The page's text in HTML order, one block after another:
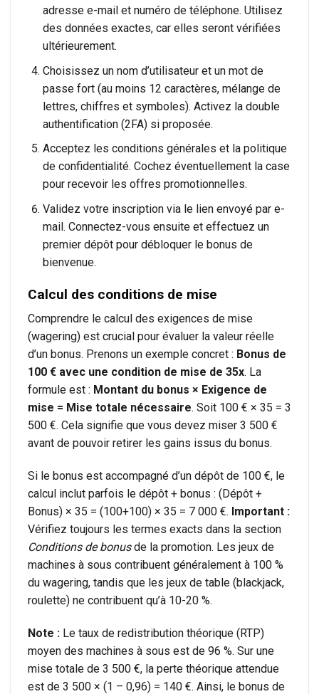
adresse e-mail et numéro de téléphone. Utilisez
des données exactes, car elles seront vérifiées
ultérieurement.
Choisissez un nom d’utilisateur et un mot de
passe fort (au moins 12 caractères, mélange de
lettres, chiffres et symboles). Activez la double
authentification (2FA) si proposée.
Acceptez les conditions générales et la politique
de confidentialité. Cochez éventuellement la case
pour recevoir les offres promotionnelles.
Validez votre inscription via le lien envoyé par e-
mail. Connectez-vous ensuite et effectuez un
premier dépôt pour débloquer le bonus de
bienvenue.
Calcul des conditions de mise
Comprendre le calcul des exigences de mise
(wagering) est crucial pour évaluer la valeur réelle
d’un bonus. Prenons un exemple concret : Bonus de
100 € avec une condition de mise de 35x. La
formule est : Montant du bonus × Exigence de
mise = Mise totale nécessaire. Soit 100 € × 35 = 3
500 €. Cela signifie que vous devez miser 3 500 €
avant de pouvoir retirer les gains issus du bonus.
Si le bonus est accompagné d’un dépôt de 100 €, le
calcul inclut parfois le dépôt + bonus : (Dépôt +
Bonus) × 35 = (100+100) × 35 = 7 000 €. Important :
Vérifiez toujours les termes exacts dans la section
Conditions de bonusde la promotion. Les jeux de
machines à sous contribuent généralement à 100 %
du wagering, tandis que les jeux de table (blackjack,
roulette) ne contribuent qu’à 10-20 %.
Note : Le taux de redistribution théorique (RTP)
moyen des machines à sous est de 96 %. Sur une
mise totale de 3 500 €, la perte théorique attendue
est de 3 500 × (1 – 0,96) = 140 €. Ainsi, le bonus de